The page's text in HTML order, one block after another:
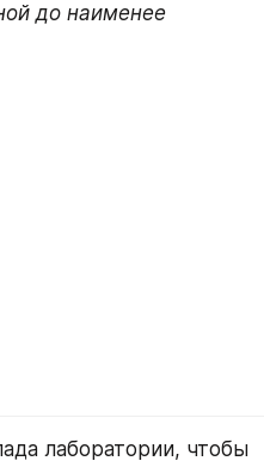
до наименее
лаборатории, чтобы